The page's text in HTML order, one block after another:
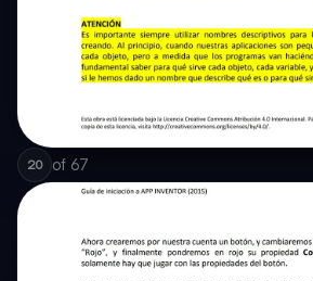
20 of 67